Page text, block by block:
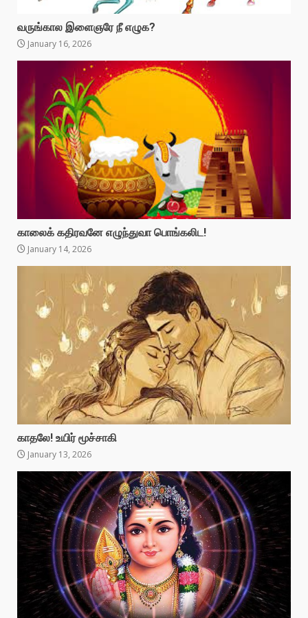
வருங்கால இளைஞரே நீ எழுக?
January 16, 2026
காலைக் கதிரவனே எழுந்துவா பொங்கலிட!
January 14, 2026
காதலே! உயிர் மூச்சாகி
January 13, 2026